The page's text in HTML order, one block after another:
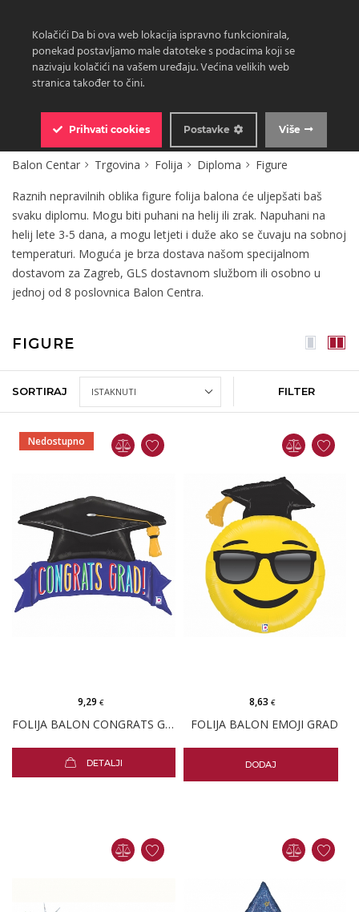
Balon Centar Trgovina Folija Diploma Figure
Raznih nepravilnih oblika figure folija balona će uljepšati baš
svaku diplomu. Mogu biti puhani na helij ili zrak. Napuhani na
helij lete 3-5 dana, a mogu letjeti i duže ako se čuvaju na sobnoj
temperaturi. Moguća je brza dostava našom specijalnom
dostavom za Zagreb, GLS dostavnom službom ili osobno u
jednoj od 8 poslovnica Balon Centra.
FIGURE
SORTIRAJ FILTER
Nedostupno
FOLIJA BALON CONGRATS GRAD BANNER
9,29€
DETALJI
FOLIJA BALON EMOJI GRAD
8,63 €
DODAJ
Kolačići Da bi ova web lokacija ispravno funkcionirala,
ponekad postavljamo male datoteke s podacima koji se
nazivaju kolačići na vašem uređaju. Većina velikih web
stranica također to čini.
Prihvati cookies Više
Postavke